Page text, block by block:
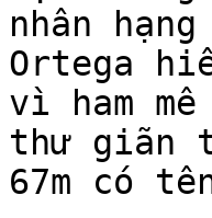
nhân
Ortega
vì ham
thư giãn
67m có